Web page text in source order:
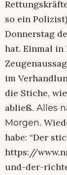
so ein
Donnerstag
hat. Einmal
im
die Stiche,
abließ. Alles
Morgen.
habe: “Der
https://
und-der-